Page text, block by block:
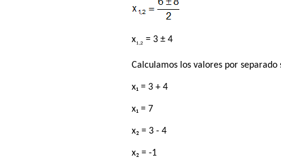
x1,2 = 3 ± 4
Calculamos los valores por
x₁ = 3 + 4
x₁ = 7
x₂ = 3 - 4
x₂ = -1